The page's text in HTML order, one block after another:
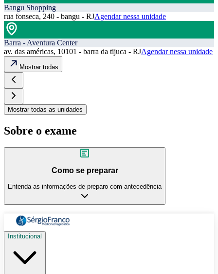
Bangu Shopping
rua fonseca, 240 - bangu - RJAgendar nessa unidade
Barra - Aventura Center
av. das américas, 10101 - barra da tijuca - RJAgendar nessa unidade
Mostrar todas
Mostrar todas as unidades
Sobre o exame
Como se preparar
Entenda as informações de preparo com antecedência
Institucional